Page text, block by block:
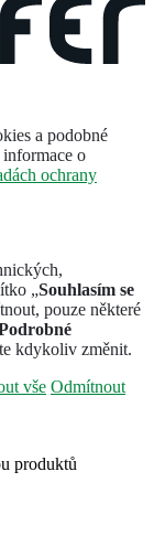
a podobné
informace o
ochrany
„Souhlasím se
pouze některé
kdykoliv změnit.
vše Odmítnout
produktů